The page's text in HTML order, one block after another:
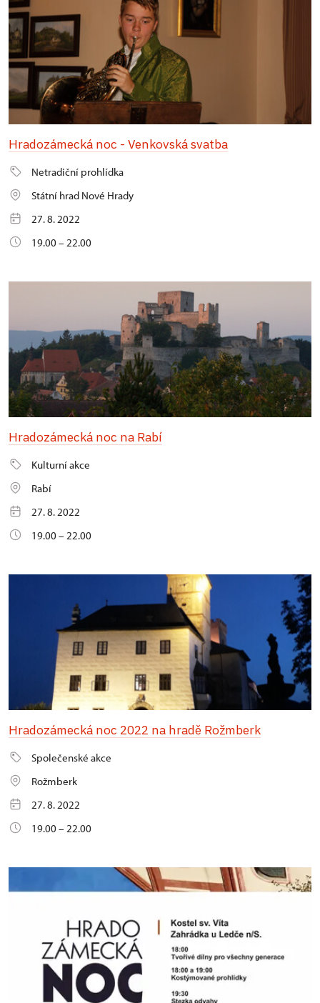
Hradozámecká noc - Venkovská svatba
Netradiční prohlídka
Státní hrad Nové Hrady
27. 8. 2022
19.00 – 22.00
Hradozámecká noc na Rabí
Kulturní akce
Rabí
27. 8. 2022
19.00 – 22.00
Hradozámecká noc 2022 na hradě Rožmberk
Společenské akce
Rožmberk
27. 8. 2022
19.00 – 22.00